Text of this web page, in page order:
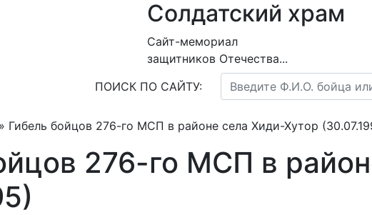
Солдатский храм
Сайт-мемориал
защитников Отечества...
ПОИСК ПО САЙТУ:
» Гибель бойцов 276-го МСП в районе села Хиди-Хутор
276-го МСП в